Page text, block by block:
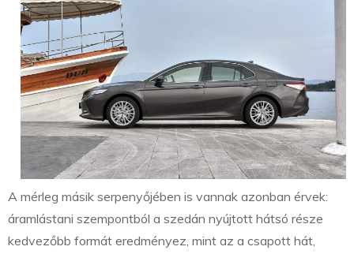
A mérleg másik serpenyőjében is vannak azonban érvek:
áramlástani szempontból a szedán nyújtott hátsó része
kedvezőbb formát eredményez, mint az a csapott hát,